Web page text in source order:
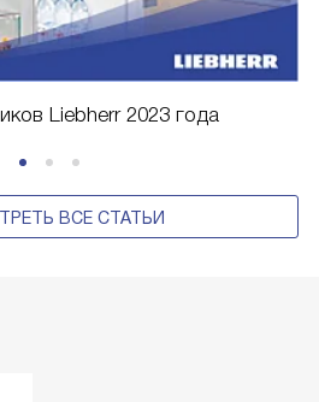
Liebherr 2023 года
ВСЕ СТАТЬИ